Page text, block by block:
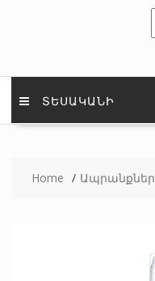
ՏԵՍԱԿԱՆԻ
Home Ապրանքներ